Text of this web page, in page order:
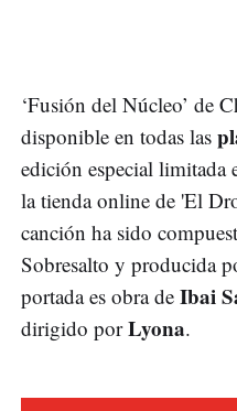
‘Fusión del Núcleo’ de
disponible en todas las
edición especial limitada
la tienda online de 'El
canción ha sido
Sobresalto y producida
portada es obra de Ibai
dirigido porLyona.